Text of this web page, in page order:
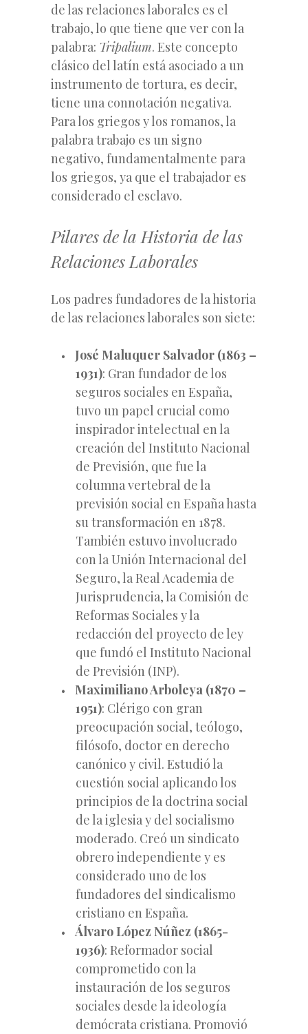
de las relaciones laborales es el
trabajo, lo que tiene que ver con la
palabra: Tripalium. Este concepto
clásico del latín está asociado a un
instrumento de tortura, es decir,
tiene una connotación negativa.
Para los griegos y los romanos, la
palabra trabajo es un signo
negativo, fundamentalmente para
los griegos, ya que el trabajador es
considerado el esclavo.
Pilares de la Historia de las
Relaciones Laborales
Los padres fundadores de la historia
de las relaciones laborales son siete:
José Maluquer Salvador (1863 –
1931): Gran fundador de los
seguros sociales en España,
tuvo un papel crucial como
inspirador intelectual en la
creación del Instituto Nacional
de Previsión, que fue la
columna vertebral de la
previsión social en España hasta
su transformación en 1878.
También estuvo involucrado
con la Unión Internacional del
Seguro, la Real Academia de
Jurisprudencia, la Comisión de
Reformas Sociales y la
redacción del proyecto de ley
que fundó el Instituto Nacional
de Previsión (INP).
Maximiliano Arboleya (1870 –
1951): Clérigo con gran
preocupación social, teólogo,
filósofo, doctor en derecho
canónico y civil. Estudió la
cuestión social aplicando los
principios de la doctrina social
de la iglesia y del socialismo
moderado. Creó un sindicato
obrero independiente y es
considerado uno de los
fundadores del sindicalismo
cristiano en España.
Álvaro López Núñez (1865-
1936): Reformador social
comprometido con la
instauración de los seguros
sociales desde la ideología
demócrata cristiana. Promovió